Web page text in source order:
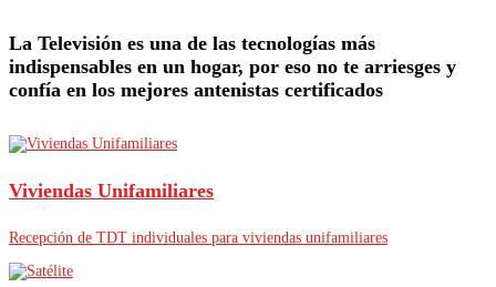
La Televisión es una de las tecnologías más
indispensables en un hogar, por eso no te arriesges y
confía en los mejores antenistas certificados
Viviendas Unifamiliares
Recepción de TDT individuales para viviendas unifamiliares